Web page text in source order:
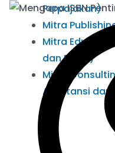
Perpajakan)
Mitra
Mitra Edutech
dan Pajak)
Mitra
Akuntansi dan